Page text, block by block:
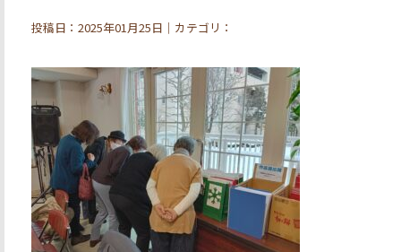
投稿日：2025年01月25日｜カテゴリ：